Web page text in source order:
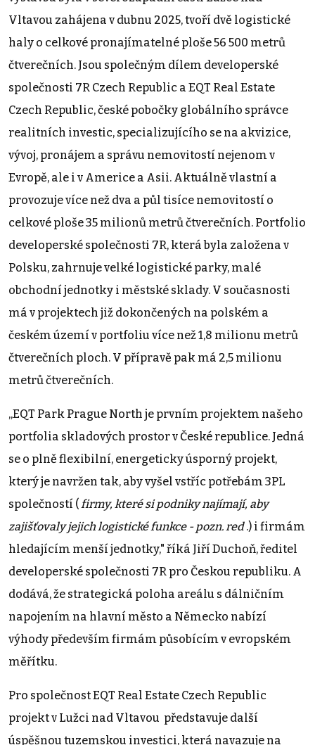
Vltavou zahájena v dubnu 2025, tvoří dvě logistické
haly o celkové pronajímatelné ploše 56 500 metrů
čtverečních. Jsou společným dílem developerské
společnosti 7R Czech Republic a EQT Real Estate
Czech Republic, české pobočky globálního správce
realitních investic, specializujícího se na akvizice,
vývoj, pronájem a správu nemovitostí nejenom v
Evropě, ale i v Americe a Asii. Aktuálně vlastní a
provozuje více než dva a půl tisíce nemovitostí o
celkové ploše 35 milionů metrů čtverečních. Portfolio
developerské společnosti 7R, která byla založena v
Polsku, zahrnuje velké logistické parky, malé
obchodní jednotky i městské sklady. V současnosti
má v projektech již dokončených na polském a
českém území v portfoliu více než 1,8 milionu metrů
čtverečních ploch. V přípravě pak má 2,5 milionu
metrů čtverečních.
„EQT Park Prague North je prvním projektem našeho
portfolia skladových prostor v České republice. Jedná
se o plně flexibilní, energeticky úsporný projekt,
který je navržen tak, aby vyšel vstříc potřebám 3PL
společností (firmy, které si podniky najímají, aby
zajišťovaly jejich logistické funkce - pozn. red.) i firmám
hledajícím menší jednotky," říká Jiří Duchoň, ředitel
developerské společnosti 7R pro Českou republiku. A
dodává, že strategická poloha areálu s dálničním
napojením na hlavní město a Německo nabízí
výhody především firmám působícím v evropském
měřítku.
Pro společnost EQT Real Estate Czech Republic
projekt v Lužci nad Vltavou představuje další
úspěšnou tuzemskou investici, která navazuje na